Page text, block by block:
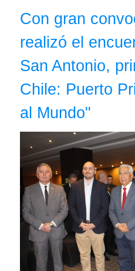
Con gran
realizó el
San Antonio,
Chile: Puerto
al Mundo"